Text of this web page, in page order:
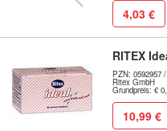
4,03 €
RITEX
PZN: 0592957
Ritex GmbH
Grundpreis: €
10,99 €